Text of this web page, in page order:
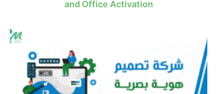
and Office Activation